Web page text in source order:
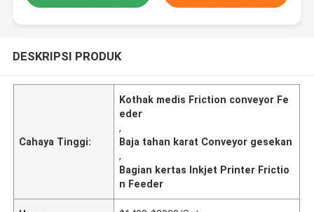
DESKRIPSI PRODUK
Cahaya Tinggi:
Kothak medis Friction conveyor Fe
eder
,
Baja tahan karat Conveyor gesekan
,
Bagian kertas Inkjet Printer Frictio
n Feeder